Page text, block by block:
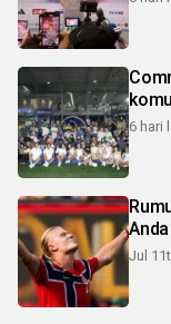
6 hari
Jul